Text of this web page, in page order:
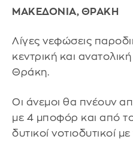
ΜΑΚΕΔΟΝΙΑ, ΘΡΑΚΗ
Λίγες νεφώσεις
κεντρική και
Θράκη.
Οι άνεμοι θα πνέουν
με 4 μποφόρ και από
δυτικοί νοτιοδυτικοί